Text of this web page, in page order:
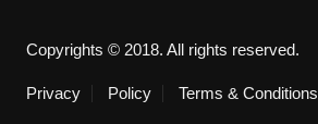
Copyrights © 2018. All rights reserved.
Privacy Policy Terms & Conditions